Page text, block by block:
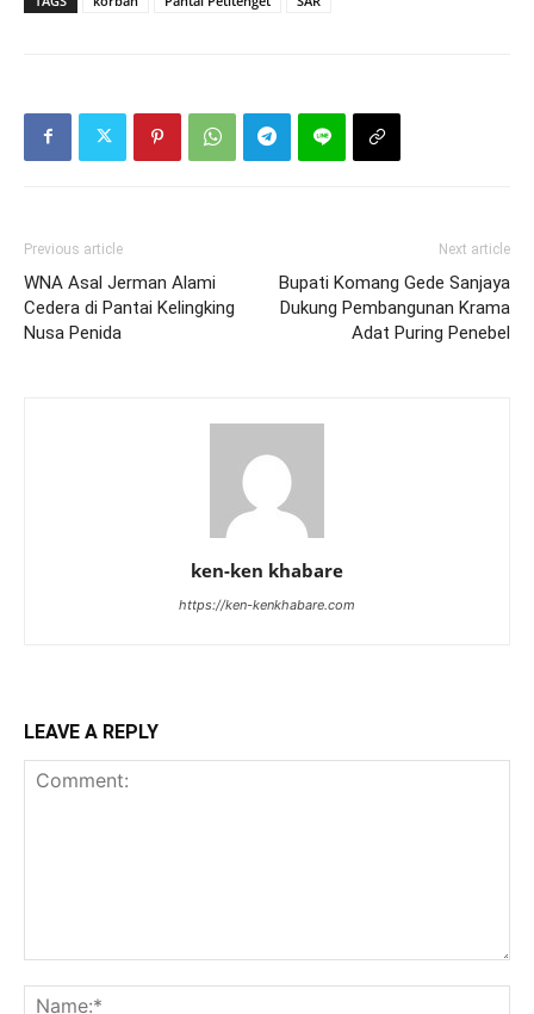
Previous article
WNA Asal Jerman Alami
Cedera di Pantai Kelingking
Nusa Penida
Next article
Bupati Komang Gede Sanjaya
Dukung Pembangunan Krama
Adat Puring Penebel
ken-ken khabare
https://ken-kenkhabare.com
LEAVE A REPLY